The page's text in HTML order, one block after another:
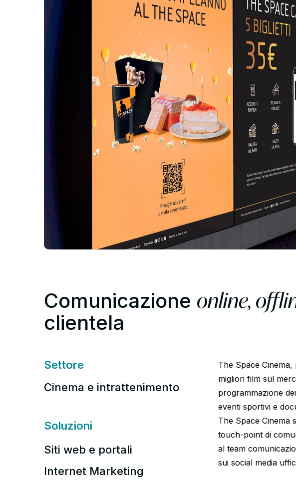
Comunicazione online,
clientela
Settore
Cinema e intrattenimento
Soluzioni
Siti web e portali
Internet Marketing
The Space
migliori film sul
programmazione
eventi sportivi e
The Space Cinema
touch-point di
al team
sui social media